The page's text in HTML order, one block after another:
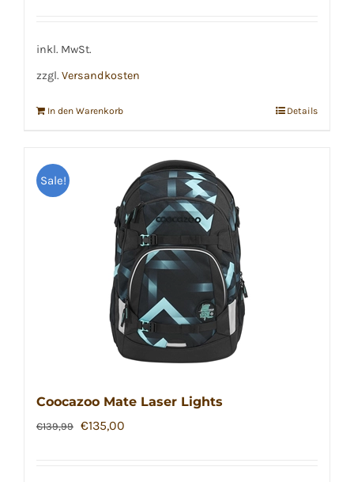
€139,99
inkl. MwSt.
zzgl. Versandkosten
In den Warenkorb Details
Sale!
Coocazoo Mate Laser Lights
€139,99 Ursprünglicher
€135,00